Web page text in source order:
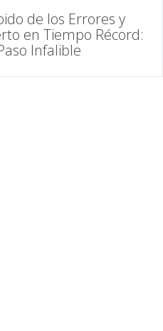
de los Errores y
en Tiempo Récord:
Infalible